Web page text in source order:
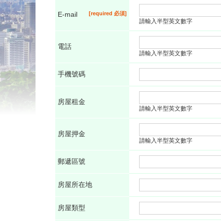
E-mail
請輸入半型英文數字
電話
請輸入半型英文數字
手機號碼
房屋租金
請輸入半型英文數字
房屋押金
請輸入半型英文數字
郵遞區號
房屋所在地
房屋類型